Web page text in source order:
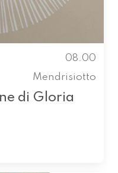
08.00
Mendrisiotto
di Gloria